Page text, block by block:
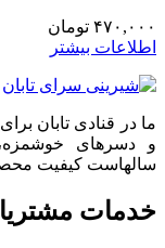
۴۷۰,۰۰۰ تومان
اطلاعات بیشتر
ما در قنادی تابان
و دسرهای
سالهاست کیفیت
خدمات